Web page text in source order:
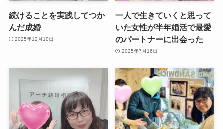
続けることを実践してつか
んだ成婚
2025年12月10日
一人で生きていくと思って
いた女性が半年婚活で最愛
のパートナーに出会った
2025年7月16日